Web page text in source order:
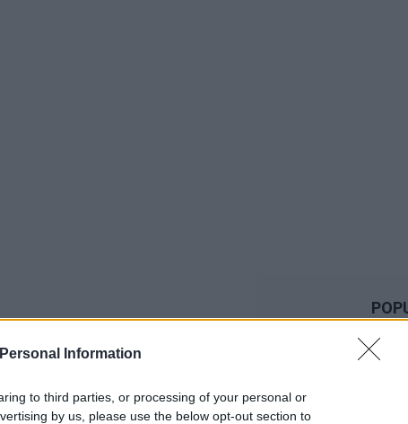
Information
to third parties, or processing of your personal or
by us, please use the below opt-out section to